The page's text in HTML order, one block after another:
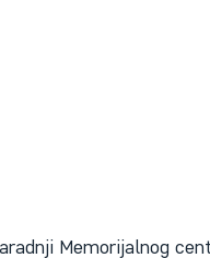
Memorijalnog